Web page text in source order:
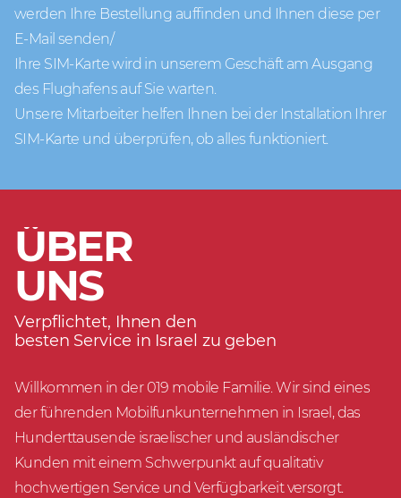
werden Ihre Bestellung auffinden und Ihnen diese per
E-Mail senden/
Ihre SIM-Karte wird in unserem Geschäft am Ausgang
des Flughafens auf Sie warten.
Unsere Mitarbeiter helfen Ihnen bei der Installation Ihrer
SIM-Karte und überprüfen, ob alles funktioniert.
ÜBER
UNS
Verpflichtet, Ihnen den
besten Service in Israel zu geben
Willkommen in der 019 mobile Familie. Wir sind eines
der führenden Mobilfunkunternehmen in Israel, das
Hunderttausende israelischer und ausländischer
Kunden mit einem Schwerpunkt auf qualitativ
hochwertigen Service und Verfügbarkeit versorgt.